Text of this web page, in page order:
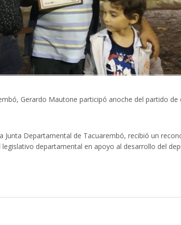
Gerardo Mautone participó anoche del partido de
Junta Departamental de Tacuarembó, recibió un
departamental en apoyo al desarrollo del